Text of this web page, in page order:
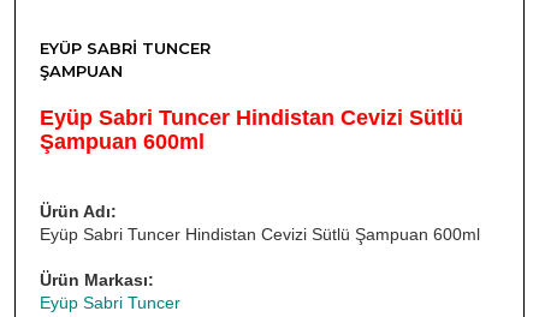
EYÜP SABRI TUNCER
ŞAMPUAN
Eyüp Sabri Tuncer Hindistan Cevizi Sütlü
Şampuan 600ml
Ürün Adı:
Eyüp Sabri Tuncer Hindistan Cevizi Sütlü Şampuan 600ml
Ürün Markası:
Eyüp Sabri Tuncer